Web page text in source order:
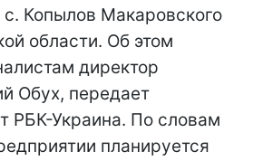
Копылов Макаровского
области. Об этом
директор
Обух, передает
РБК-Украина. По словам
планируется